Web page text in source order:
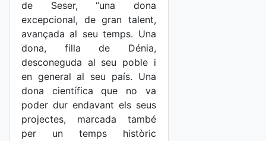
de Seser, “una dona
excepcional, de gran talent,
avançada al seu temps. Una
dona, filla de Dénia,
desconeguda al seu poble i
en general al seu país. Una
dona científica que no va
poder dur endavant els seus
projectes, marcada també
per un temps històric